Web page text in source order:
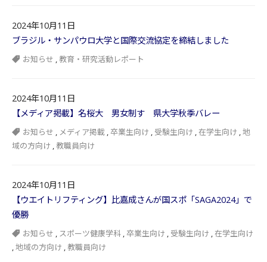
2024年10月11日
ブラジル・サンパウロ大学と国際交流協定を締結しました
お知らせ , 教育・研究活動レポート
2024年10月11日
【メディア掲載】名桜大 男女制す 県大学秋季バレー
お知らせ , メディア掲載 ,卒業生向け , 受験生向け ,在学生向け ,地
域の方向け , 教職員向け
2024年10月11日
【ウエイトリフティング】比嘉成さんが国スポ「SAGA2024」で
優勝
お知らせ , スポーツ健康学科 ,卒業生向け , 受験生向け ,在学生向け
,地域の方向け , 教職員向け